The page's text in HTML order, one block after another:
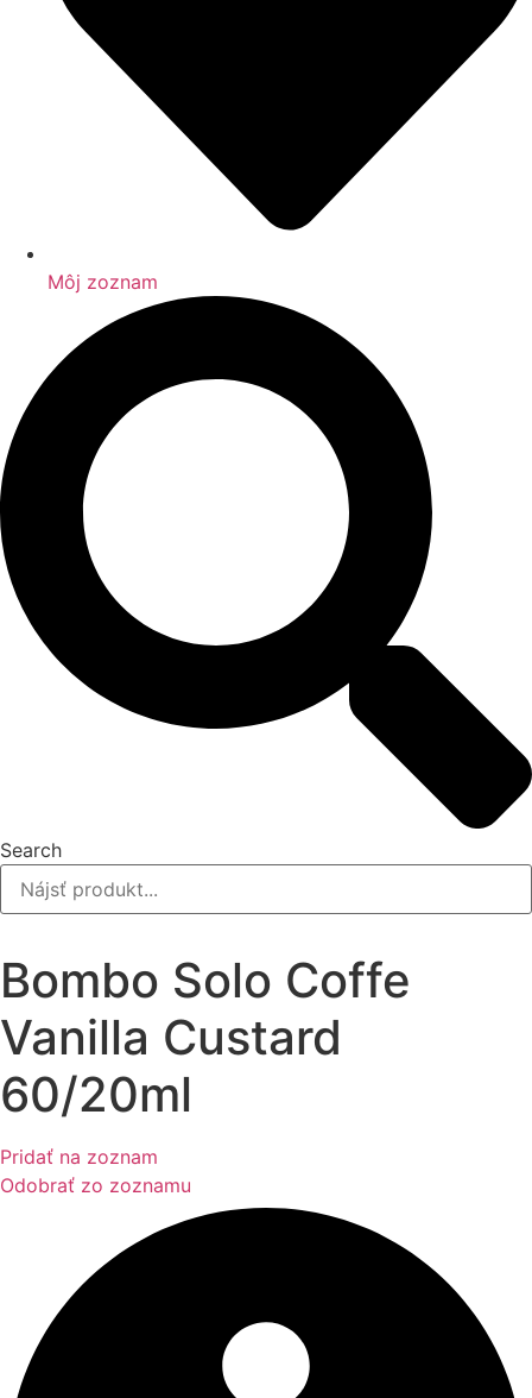
Môj zoznam
Search
Bombo Solo Coffe
Vanilla Custard
60/20ml
Pridať na zoznam
Odobrať zo zoznamu